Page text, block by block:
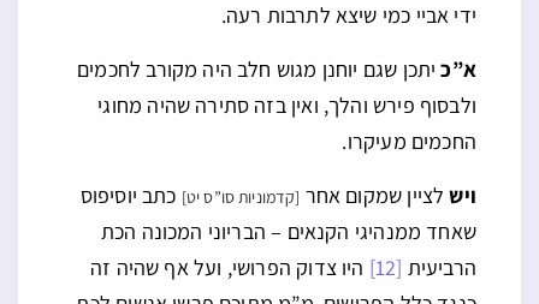
ידי אביי כמי שיצא לתרבות רעה.
א”כיתכן שגם יוחנן מגוש חלב היה מקורב לחכמים
ולבסוף פירש והלך, ואין בזה סתירה שהיה מחוגי
החכמים מעיקרו.
וישלציין שמקום אחר [קדמוניות סו”ס יט] כתב יוסיפוס
שאחד ממנהיגי הקנאים – הבריוני המכונה הכת
הרביעית [12]
היו צדוק הפרושי, ועל אף שהיה זה